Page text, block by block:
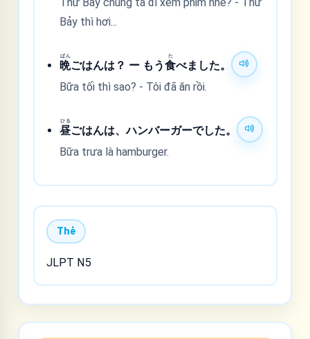
Bảy thì hơi...
晩
ばん
ごはんは？ ー もう食
た
べました。
Bữa tối thì sao? - Tôi đã ăn rồi.
昼
ひる
ごはんは、ハンバーガーでした。
Bữa trưa là hamburger.
Thẻ
JLPT N5